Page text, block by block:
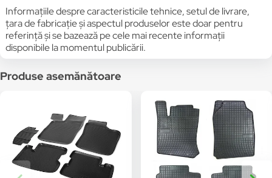
Informațiile despre caracteristicile tehnice, setul de livrare,
țara de fabricație și aspectul produselor este doar pentru
referință și se bazează pe cele mai recente informații
disponibile la momentul publicării.
Produse asemănătoare